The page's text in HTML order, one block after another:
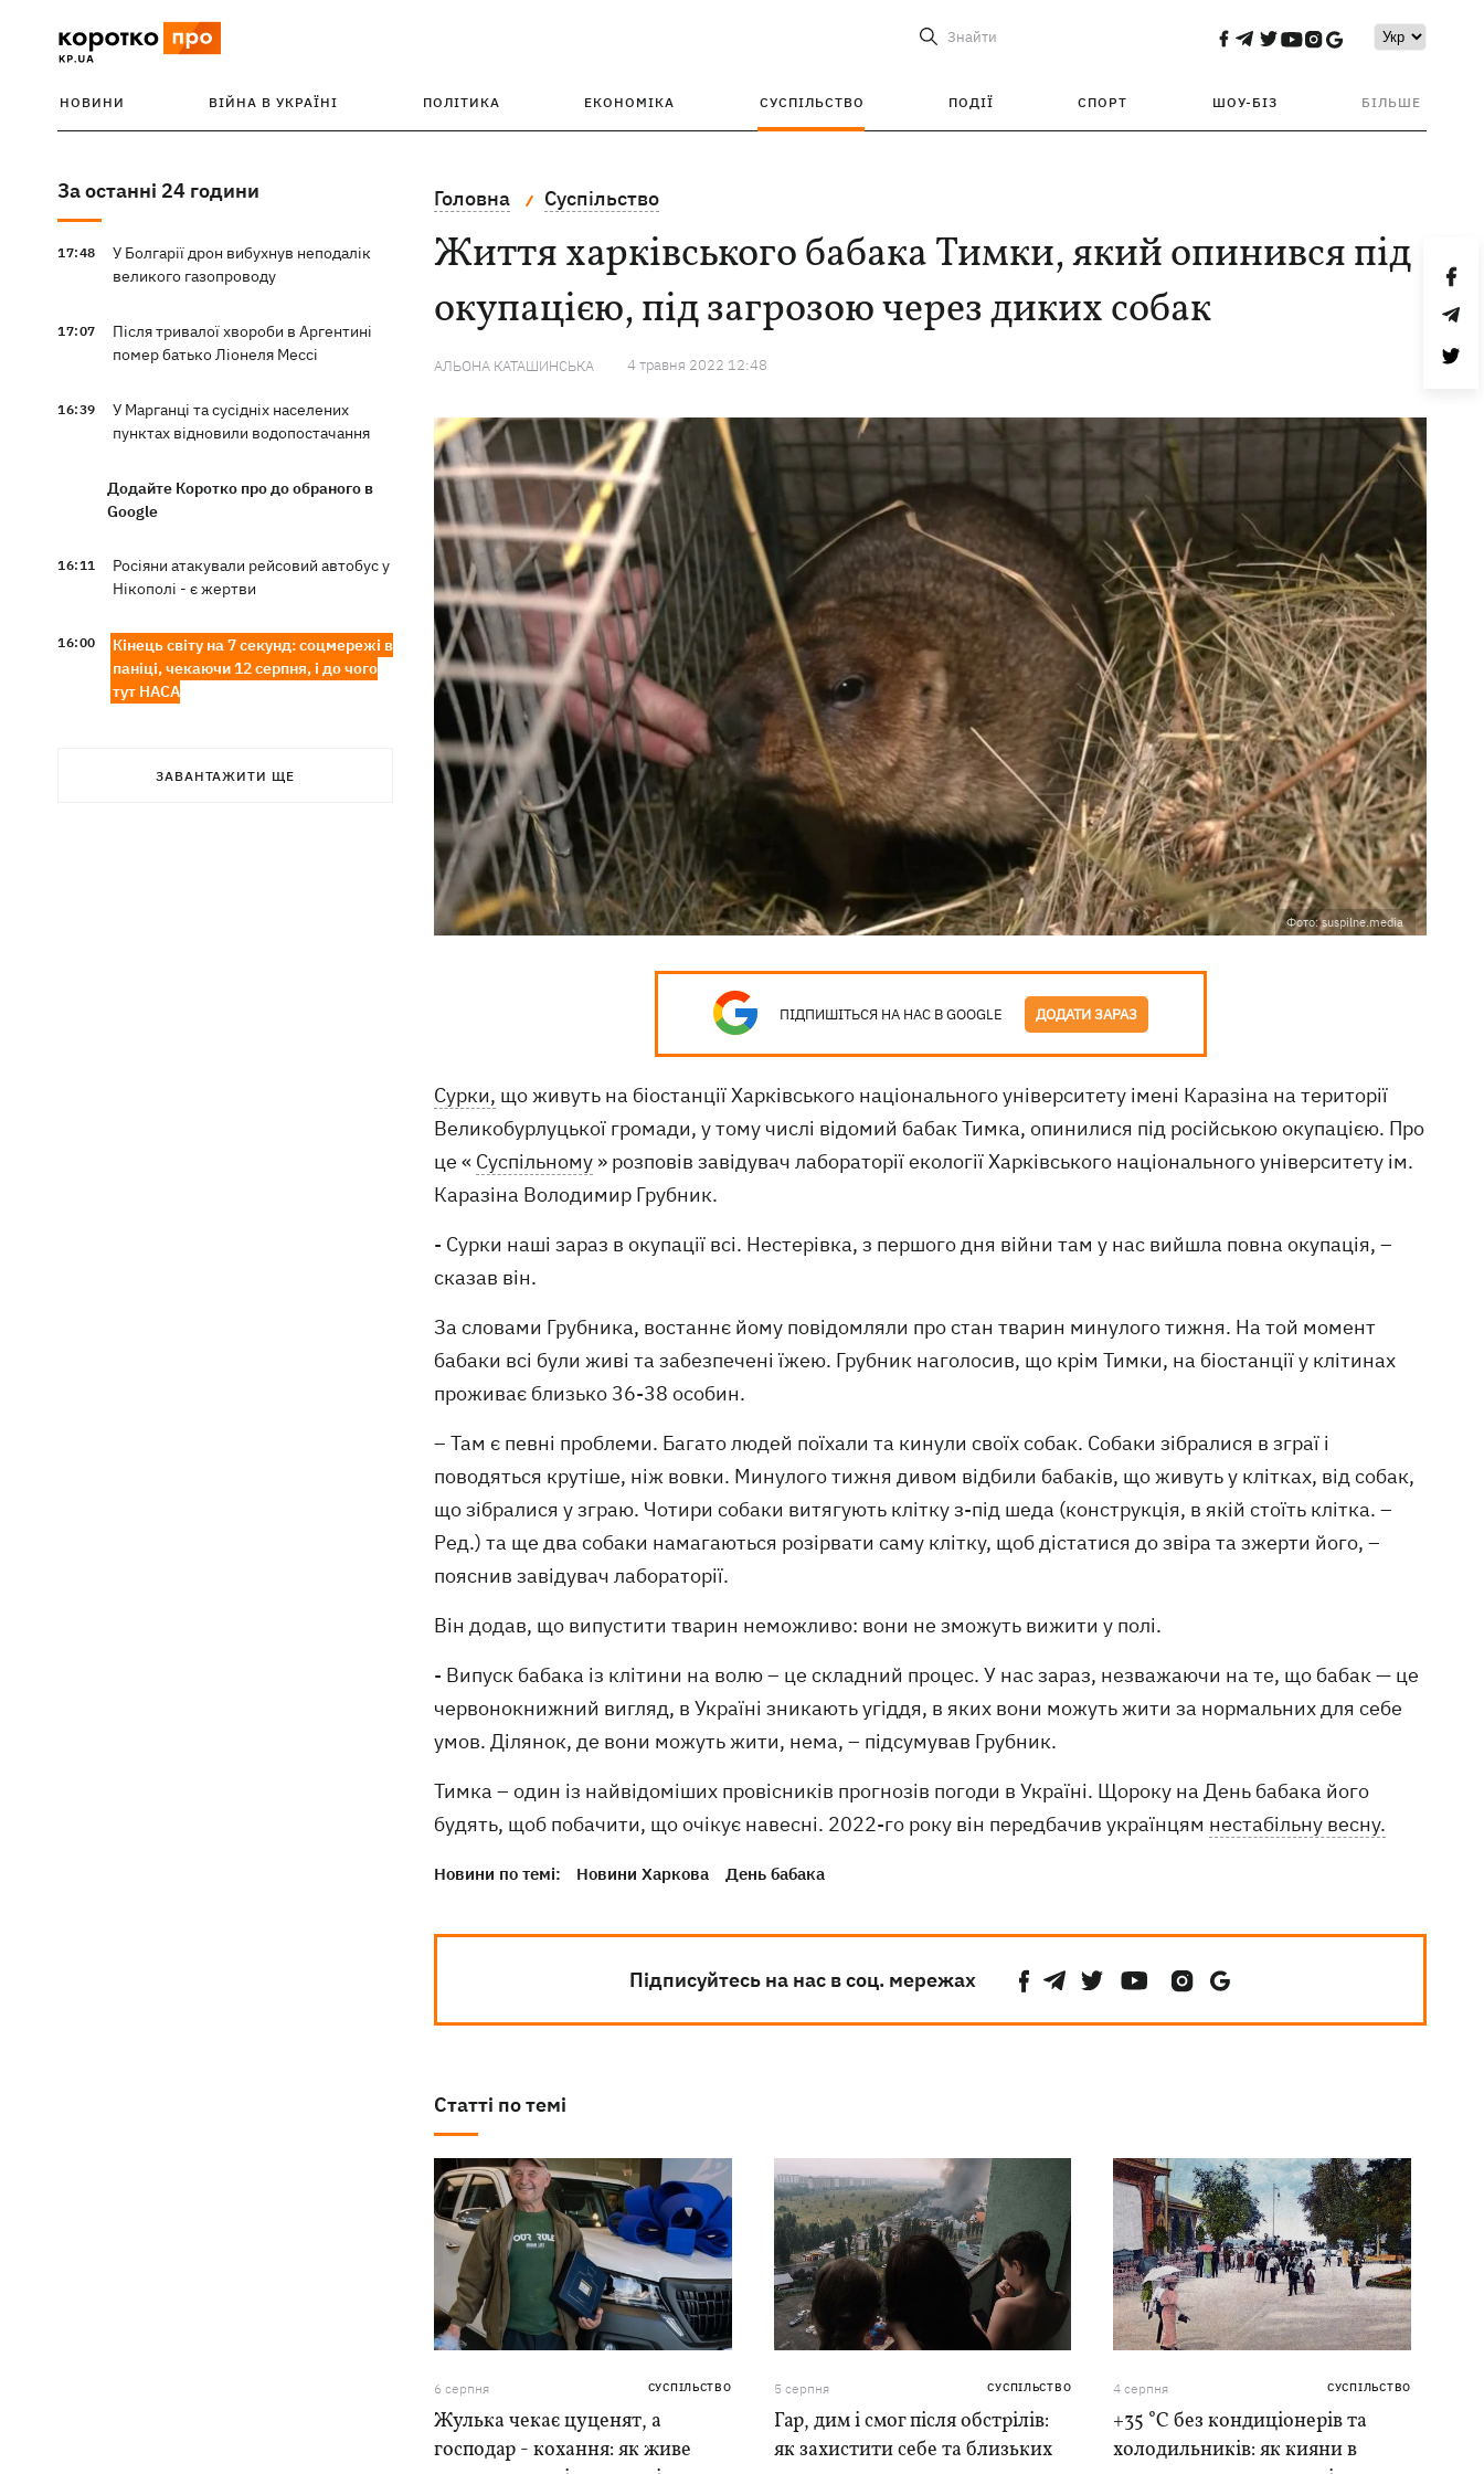
Знайти
НОВИНИ ВІЙНА В УКРАЇНІ ПОЛІТИКА ЕКОНОМІКА СУСПІЛЬСТВО ПОДІЇ СПОРТ ШОУ-БІЗ БІЛЬШЕ
За останні 24 години
17:48
У Болгарії дрон вибухнув неподалік
великого газопроводу
17:07
Після тривалої хвороби в Аргентині
помер батько Ліонеля Мессі
16:39
У Марганці та сусідніх населених
пунктах відновили водопостачання
Додайте Коротко про до обраного в
Google
16:11
Росіяни атакували рейсовий автобус у
Нікополі - є жертви
16:00
Кінець світу на 7 секунд: соцмережі в
паніці, чекаючи 12 серпня, і до чого
тут НАСА
Чорному морі
ЗАВАНТАЖИТИ ЩЕ
Головна Суспільство
Життя харківського бабака Тимки, який опинився під
окупацією, під загрозою через диких собак
АЛЬОНА КАТАШИНСЬКА 4 травня 2022 12:48
Фото: suspilne.media
ПІДПИШІТЬСЯ НА НАС В GOOGLE ДОДАТИ ЗАРАЗ
Сурки, що живуть на біостанції Харківського національного університету імені Каразіна на території
Великобурлуцької громади, у тому числі відомий бабак Тимка, опинилися під російською окупацією. Про
це « Суспільному » розповів завідувач лабораторії екології Харківського національного університету ім.
Каразіна Володимир Грубник.
- Сурки наші зараз в окупації всі. Нестерівка, з першого дня війни там у нас вийшла повна окупація, –
сказав він.
За словами Грубника, востаннє йому повідомляли про стан тварин минулого тижня. На той момент
бабаки всі були живі та забезпечені їжею. Грубник наголосив, що крім Тимки, на біостанції у клітинах
проживає близько 36-38 особин.
– Там є певні проблеми. Багато людей поїхали та кинули своїх собак. Собаки зібралися в зграї і
поводяться крутіше, ніж вовки. Минулого тижня дивом відбили бабаків, що живуть у клітках, від собак,
що зібралися у зграю. Чотири собаки витягують клітку з-під шеда (конструкція, в якій стоїть клітка. –
Ред.) та ще два собаки намагаються розірвати саму клітку, щоб дістатися до звіра та зжерти його, –
пояснив завідувач лабораторії.
Він додав, що випустити тварин неможливо: вони не зможуть вижити у полі.
- Випуск бабака із клітини на волю – це складний процес. У нас зараз, незважаючи на те, що бабак — це
червонокнижний вигляд, в Україні зникають угіддя, в яких вони можуть жити за нормальних для себе
умов. Ділянок, де вони можуть жити, нема, – підсумував Грубник.
Тимка – один із найвідоміших провісників прогнозів погоди в Україні. Щороку на День бабака його
будять, щоб побачити, що очікує навесні. 2022-го року він передбачив українцям нестабільну весну.
Новини по темі: Новини Харкова День бабака
Підписуйтесь на нас в соц. мережах
Статті по темі
6 серпня СУСПІЛЬСТВО
Жулька чекає цуценят, а
господар - кохання: як живе
5 серпня СУСПІЛЬСТВО
Гар, дим і смог після обстрілів:
як захистити себе та близьких
4 серпня СУСПІЛЬСТВО
+35 °C без кондиціонерів та
холодильників: як кияни в